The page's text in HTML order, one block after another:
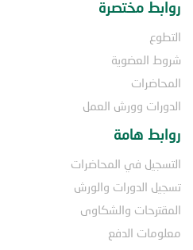
روابط مختصرة
التطوع
شروط العضوية
المحاضرات
الدورات وورش العمل
روابط هامة
التسجيل في المحاضرات
تسجيل الدورات والورش
المقترحات والشكاوى
معلومات الدفع